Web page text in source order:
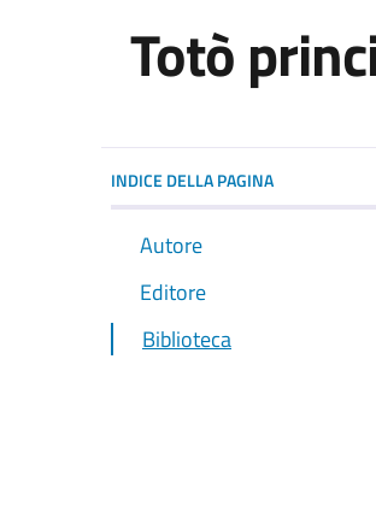
Totò
INDICE DELLA PAGINA
Autore
Editore
Biblioteca